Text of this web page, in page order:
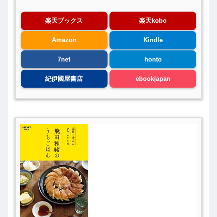
楽天ブックス 楽天kobo
Amazon Kindle
7net honto
紀伊國屋書店 ebookjapan